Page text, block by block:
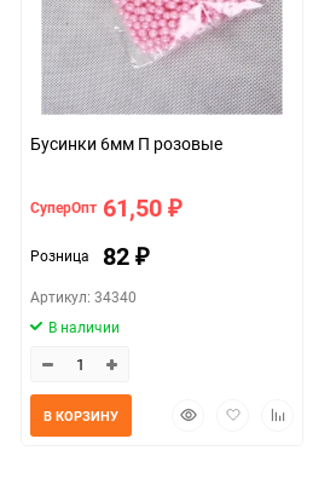
Бусинки 6мм П розовые
СуперОпт 61,50 ₽
Розница 82 ₽
Артикул: 34340
В наличии
БыстрыйДобавить
В КОРЗИНУ